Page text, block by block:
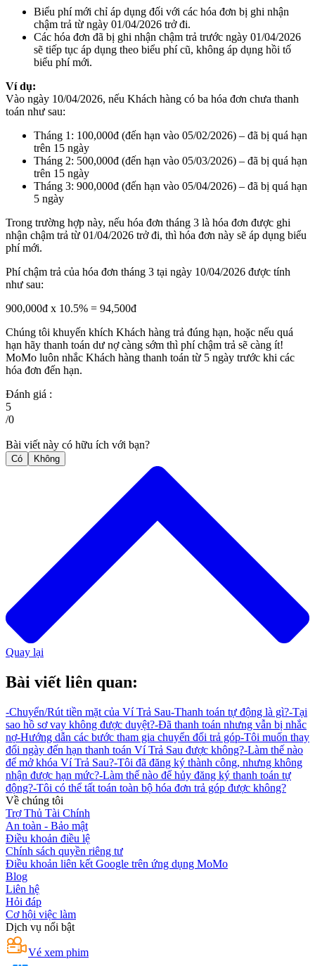
Biểu phí mới chỉ áp dụng đối với các hóa đơn bị ghi nhận
chậm trả từ ngày 01/04/2026 trở đi.
Các hóa đơn đã bị ghi nhận chậm trả trước ngày 01/04/2026
sẽ tiếp tục áp dụng theo biểu phí cũ, không áp dụng hồi tố
biểu phí mới.
Ví dụ:
Vào ngày 10/04/2026, nếu Khách hàng có ba hóa đơn chưa thanh
toán như sau:
Tháng 1: 100,000đ (đến hạn vào 05/02/2026) – đã bị quá hạn
trên 15 ngày
Tháng 2: 500,000đ (đến hạn vào 05/03/2026) – đã bị quá hạn
trên 15 ngày
Tháng 3: 900,000đ (đến hạn vào 05/04/2026) – đã bị quá hạn
5 ngày
Trong trường hợp này, nếu hóa đơn tháng 3 là hóa đơn được ghi
nhận chậm trả từ 01/04/2026 trở đi, thì hóa đơn này sẽ áp dụng biểu
phí mới.
Phí chậm trả của hóa đơn tháng 3 tại ngày 10/04/2026 được tính
như sau:
900,000đ x 10.5% = 94,500đ
Chúng tôi khuyến khích Khách hàng trả đúng hạn, hoặc nếu quá
hạn hãy thanh toán dư nợ càng sớm thì phí chậm trả sẽ càng ít!
MoMo luôn nhắc Khách hàng thanh toán từ 5 ngày trước khi các
hóa đơn đến hạn.
Đánh giá :
5
/0
Bài viết này có hữu ích với bạn?
Có Không
Quay lại
Bài viết liên quan:
-Chuyển/Rút tiền mặt của Ví Trả Sau-Thanh toán tự động là gì?-Tại
sao hồ sơ vay không được duyệt?-Đã thanh toán nhưng vẫn bị nhắc
nợ-Hướng dẫn các bước tham gia chuyển đổi trả góp-Tôi muốn thay
đổi ngày đến hạn thanh toán Ví Trả Sau được không?-Làm thế nào
để mở khóa Ví Trả Sau?-Tôi đã đăng ký thành công, nhưng không
nhận được hạn mức?-Làm thế nào để hủy đăng ký thanh toán tự
động?-Tôi có thể tất toán toàn bộ hóa đơn trả góp được không?
Về chúng tôi
Trợ Thủ Tài Chính
An toàn - Bảo mật
Điều khoản điều lệ
Chính sách quyền riêng tư
Điều khoản liên kết Google trên ứng dụng MoMo
Blog
Liên hệ
Hỏi đáp
Cơ hội việc làm
Dịch vụ nổi bật
Vé xem phim